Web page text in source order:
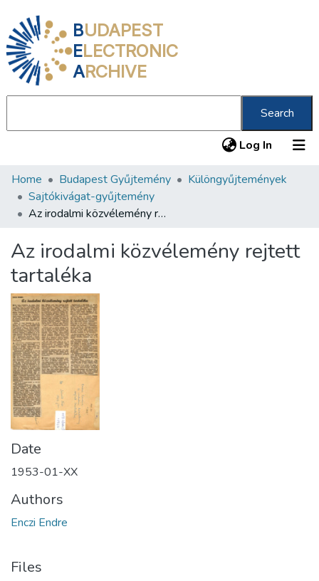
BUDAPEST
ELECTRONIC
ARCHIVE
Search
Log In (current)
Communities & Collections
All of DSpace
About us
Home Budapest Gyűjtemény
Különgyűjtemények
Sajtókivágat-gyűjtemény
Az irodalmi közvélemény rejtett tartaléka
Az irodalmi közvélemény rejtett
tartaléka
Date
1953-01-XX
Authors
Enczi Endre
Files